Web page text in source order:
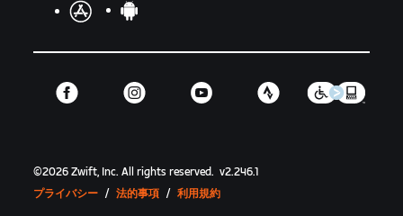
©2026 Zwift, Inc.All rights reserved. v2.246.1
プライバシー / 法的事項 / 利用規約